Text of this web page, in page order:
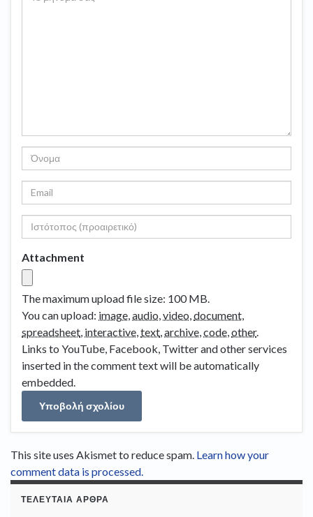
Attachment
The maximum upload file size: 100 MB.
You can upload: image audio video document
spreadsheet interactive text archive code other.
Links to YouTube, Facebook, Twitter and other services
inserted in the comment text will be automatically
embedded.
This site uses Akismet to reduce spam. Learn how your
comment data is processed.
ΤΕΛΕΥΤΑΊΑ ΆΡΘΡΑ